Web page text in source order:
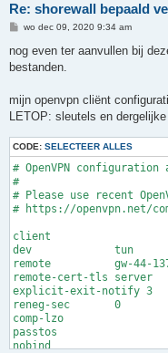
Re: shorewall bepaald
B
r
c
wo dec 09, 2020 9:34 am
nog even ter aanvullen bij
bestanden.
mijn openvpn cliënt
LETOP: sleutels en
CODE: SELECTEER ALLES
# OpenVPN
#
# Please use recent
# https://openvpn.net/
client
dev		tun
remote		gw-44-137-ext.ampr.org
remote-cert-tls	server
explicit-exit-notify 3
reneg-sec	0
comp-lzo
passtos
nobind